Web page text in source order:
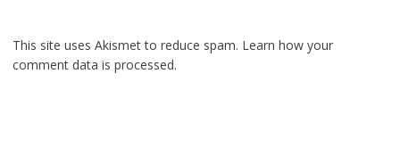
This site uses Akismet to reduce spam. Learn how your
comment data is processed.